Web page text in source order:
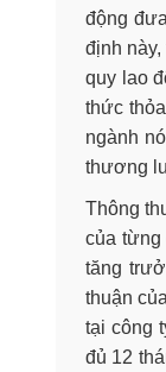
động
định
quy lao
thức
ngành
thương
Thông
của từng
tăng
thuận
tại công
đủ 12